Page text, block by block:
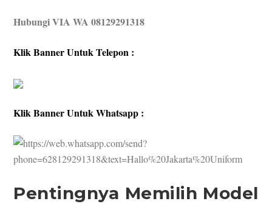
Hubungi VIA WA 08129291318
Klik Banner Untuk Telepon :
Klik Banner Untuk Whatsapp :
Pentingnya Memilih Model